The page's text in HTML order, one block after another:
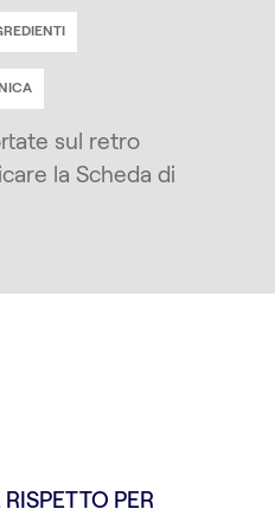
sul retro
la Scheda di
PER